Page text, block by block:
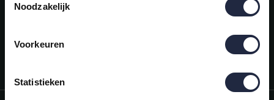
Noodzakelijk
Voorkeuren
Statistieken
Mijn account